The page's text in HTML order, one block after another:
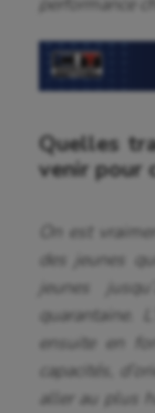
Quelles
venir pour
On est
des jeunes
jeunes
quarantaine.
ensuite en
capacités,
aller au plus